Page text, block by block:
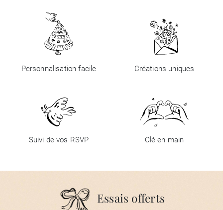
Personnalisation facile Créations uniques
Suivi de vos RSVP Clé en main
Essais offerts